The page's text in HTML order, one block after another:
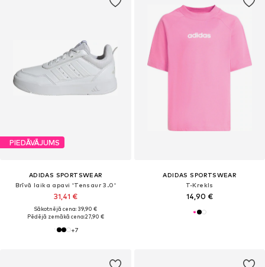
PIEDĀVĀJUMS
ADIDAS SPORTSWEAR
Brīvā laika apavi 'Tensaur 3.0'
31,41 €
Sākotnējā cena: 39,90 €
Pēdējā zemākā cena:27,90 €
+7
ADIDAS SPORTSWEAR
T-Krekls
14,90 €